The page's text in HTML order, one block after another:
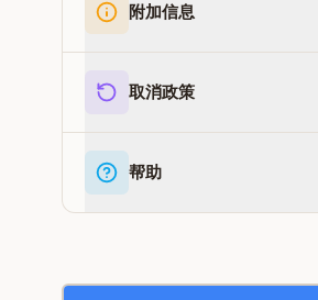
附加信息
取消政策
帮助